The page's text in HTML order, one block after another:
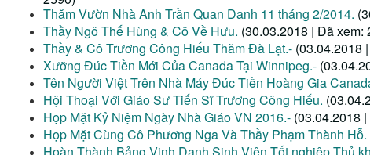
Thăm Vườn Nhà Anh Trần Quan Danh 11 tháng 2/2014.
Thầy Ngô Thế Hùng & Cô Về Hưu. (30.03.2018 | Đã xem:
Thầy & Cô Trương Công Hiếu Thăm Đà Lạt.- (03.04.2018
Xưỡng Đúc Tiền Mới Của Canada Tại Winnipeg.-
Tên Người Việt Trên Nhà Máy Đúc Tiền Hoàng Gia
Hội Thoại Với Giáo Sư Tiến Sĩ Trương Công Hiếu.
Họp Mặt Kỷ Niệm Ngày Nhà Giáo VN 2016.- (03.04.2018
Họp Mặt Cùng Cô Phương Nga Và Thầy Phạm Thành Hỗ.